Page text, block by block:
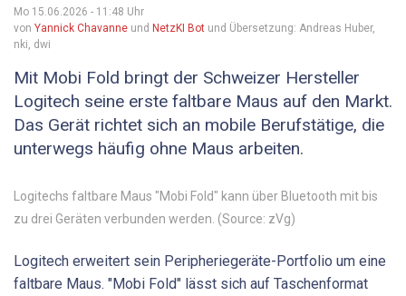
Mo 15.06.2026 - 11:48 Uhr
von Yannick Chavanne und NetzKI Bot und Übersetzung: Andreas Huber,
nki, dwi
Mit Mobi Fold bringt der Schweizer Hersteller
Logitech seine erste faltbare Maus auf den Markt.
Das Gerät richtet sich an mobile Berufstätige, die
unterwegs häufig ohne Maus arbeiten.
Logitechs faltbare Maus "Mobi Fold" kann über Bluetooth mit bis
zu drei Geräten verbunden werden. (Source: zVg)
Logitech erweitert sein Peripheriegeräte-Portfolio um eine
faltbare Maus. "Mobi Fold" lässt sich auf Taschenformat